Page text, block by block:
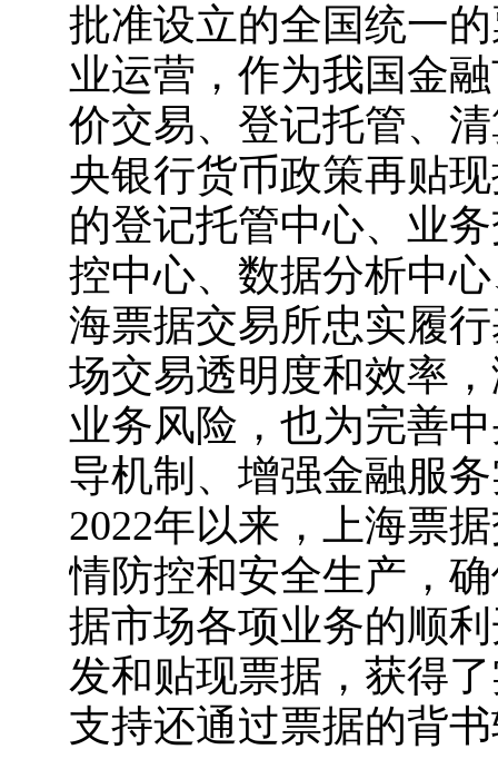
批准设立的全国统一
业运营，作为我国金
价交易、登记托管、
央银行货币政策再贴
的登记托管中心、业
控中心、数据分析中
海票据交易所忠实履
场交易透明度和效率
业务风险，也为完善
导机制、增强金融服
2022年以来，上海票
情防控和安全生产，
据市场各项业务的顺
发和贴现票据，获得
支持还通过票据的背